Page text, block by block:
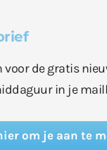
voor de gratis
in je
om je aan te